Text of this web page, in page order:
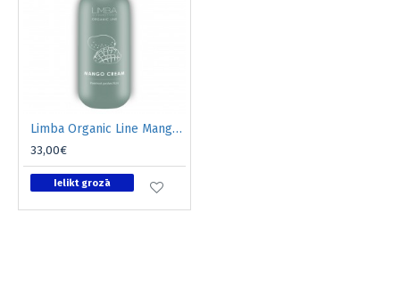
Limba Organic Line Mango Cream matu termoaizsardzības krēms 200ml
33,00€
Ielikt grozā